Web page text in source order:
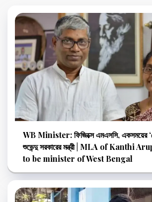
WB Minister: ফিজিক্সে এমএসসি, একসময়ের
শুভেন্দু সরকারের মন্ত্রী | MLA of Kanthi
to be minister of West Bengal